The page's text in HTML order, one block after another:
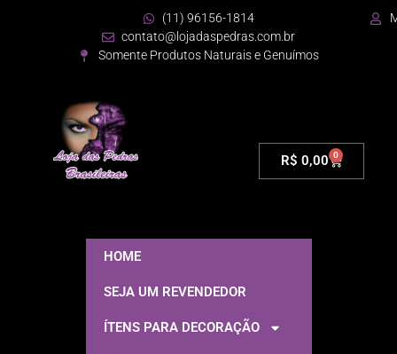
(11) 96156-1814
contato@lojadaspedras.com.br
Somente Produtos Naturais e Genuímos
R$ 0,00 0
HOME
SEJA UM REVENDEDOR
ÍTENS PARA DECORAÇÃO